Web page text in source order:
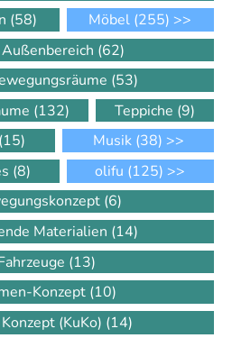
(58) Möbel (255) >>
(62)
(53)
(132) Teppiche (9)
(15) Musik (38) >>
(8) olifu (125) >>
(6)
Materialien (14)
(13)
Konzept (10)
(KuKo) (14)